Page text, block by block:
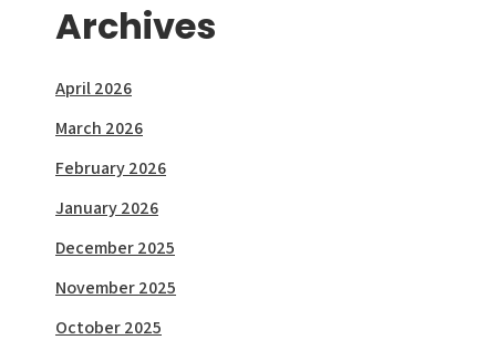
Archives
April 2026
March 2026
February 2026
January 2026
December 2025
November 2025
October 2025